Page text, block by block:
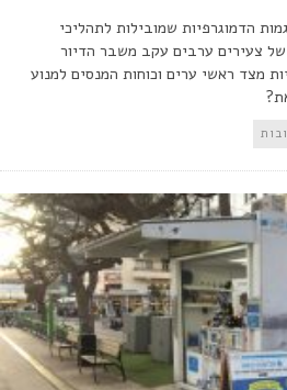
הדמוגרפיות שמובילות לתהליכי
צעירים ערבים עקב משבר הדיור
מצד ראשי ערים וכוחות המנסים למנוע